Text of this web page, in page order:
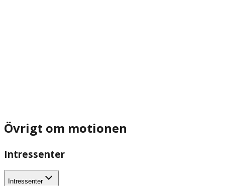
Övrigt om motionen
Intressenter
Intressenter